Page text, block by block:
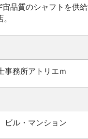
宙品質のシャフトを供
事務所アトリエｍ
ル・マンション